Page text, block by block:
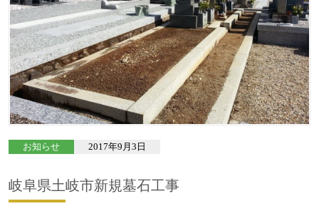
お知らせ 2017年9月3日
岐阜県土岐市新規墓石工事